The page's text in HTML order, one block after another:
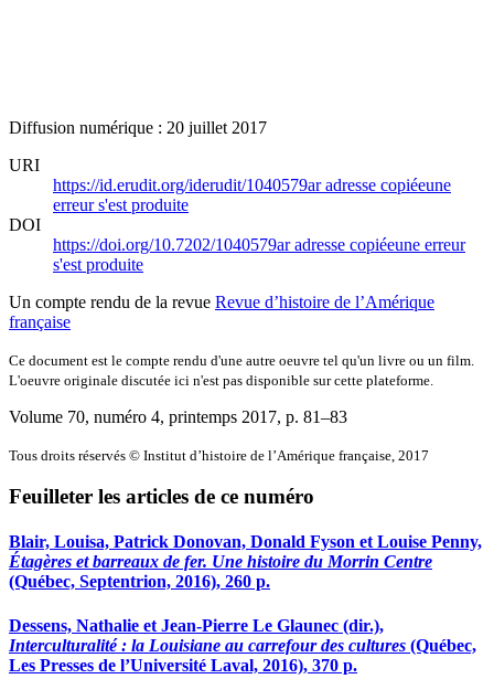
Diffusion numérique : 20 juillet 2017
URI
https://id.erudit.org/iderudit/1040579aradresse copiéeune
erreur s'est produite
DOI
https://doi.org/10.7202/1040579aradresse copiéeune erreur
s'est produite
Un compte rendu de la revue Revue d’histoire de l’Amérique
française
Ce document est le compte rendu d'une autre oeuvre tel qu'un livre ou un film.
L'oeuvre originale discutée ici n'est pas disponible sur cette plateforme.
Volume 70, numéro 4, printemps 2017, p. 81–83
Tous droits réservés © Institut d’histoire de l’Amérique française, 2017
Feuilleter les articles de ce numéro
Blair, Louisa, Patrick Donovan, Donald Fyson et Louise Penny,
Étagères et barreaux de fer. Une histoire du Morrin Centre
(Québec, Septentrion, 2016), 260 p.
Dessens, Nathalie et Jean-Pierre Le Glaunec (dir.),
Interculturalité : la Louisiane au carrefour des cultures (Québec,
Les Presses de l’Université Laval, 2016), 370 p.